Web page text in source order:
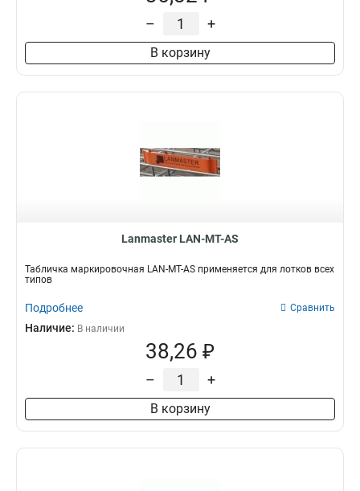
– +
В корзину
Lanmaster LAN-MT-AS
Табличка маркировочная LAN-MT-AS применяется для лотков всех
типов
Подробнее Сравнить
Наличие: В наличии
38,26 ₽
– +
В корзину